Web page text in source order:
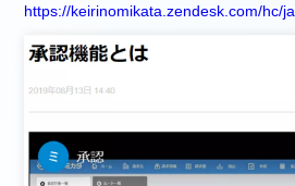
https://keirinomikata.zendesk.com/hc/ja